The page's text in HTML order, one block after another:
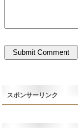
スポンサーリンク